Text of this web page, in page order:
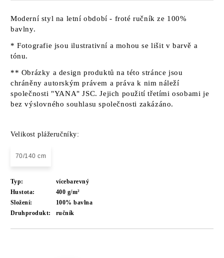
Moderní styl na letní období - froté ručník ze 100%
bavlny.
* Fotografie jsou ilustrativní a mohou se lišit v barvě a
tónu.
** Obrázky a design produktů na této stránce jsou
chráněny autorským právem a práva k nim náleží
společnosti "YANA" JSC. Jejich použití třetími osobami je
bez výslovného souhlasu společnosti zakázáno.
Velikost plážeručníky:
70/140 cm
Typ:
vícebarevný
Hustota:
400 g/m²
Složení:
100% bavlna
Druhprodukt:
ručník